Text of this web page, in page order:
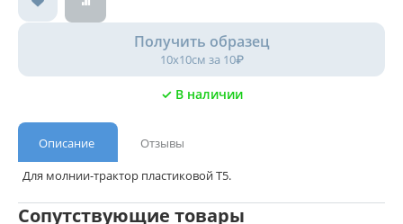
Получить образец
10х10см за 10₽
✓ В наличии
Описание
Отзывы
Для молнии-трактор пластиковой Т5.
Сопутствующие товары